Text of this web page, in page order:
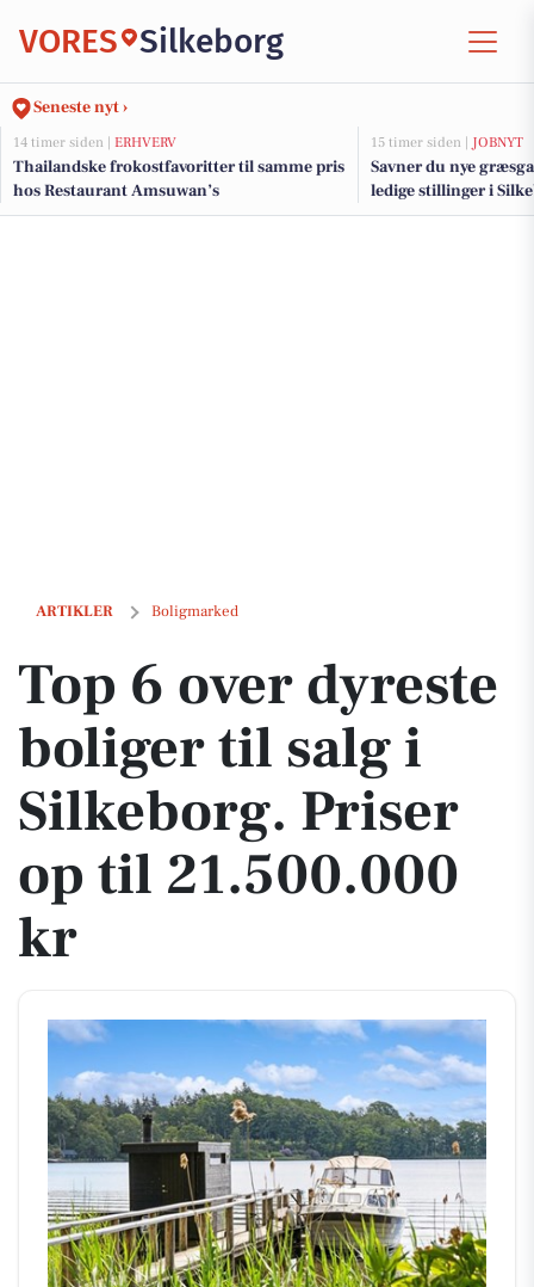
VORES Silkeborg
Seneste nyt ›
14 timer siden | ERHVERV
Thailandske frokostfavoritter til samme pris
hos Restaurant Amsuwan’s
15 timer siden | JOBNYT
Savner du nye
ledige stillinger i
ARTIKLER Boligmarked
Top 6 over dyreste boliger til salg i Silkeborg. Priser op til
Top 6 over dyreste
boliger til salg i
Silkeborg. Priser
op til 21.500.000
kr